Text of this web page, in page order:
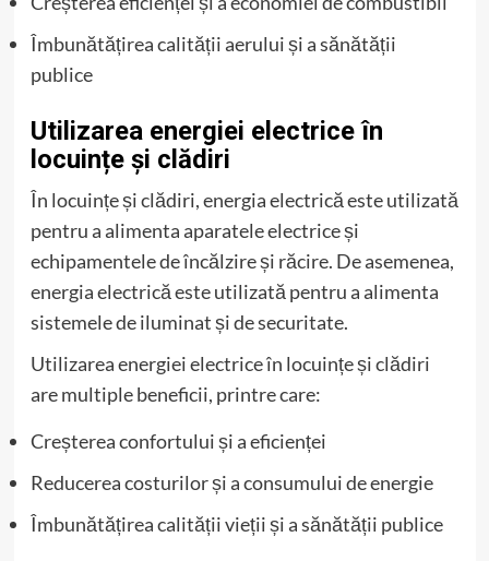
Îmbunătățirea calității aerului și a sănătății
publice
Utilizarea energiei electrice în
locuințe și clădiri
În locuințe și clădiri, energia electrică este utilizată
pentru a alimenta aparatele electrice și
echipamentele de încălzire și răcire. De asemenea,
energia electrică este utilizată pentru a alimenta
sistemele de iluminat și de securitate.
Utilizarea energiei electrice în locuințe și clădiri
are multiple beneficii, printre care:
Creșterea confortului și a eficienței
Reducerea costurilor și a consumului de energie
Îmbunătățirea calității vieții și a sănătății publice